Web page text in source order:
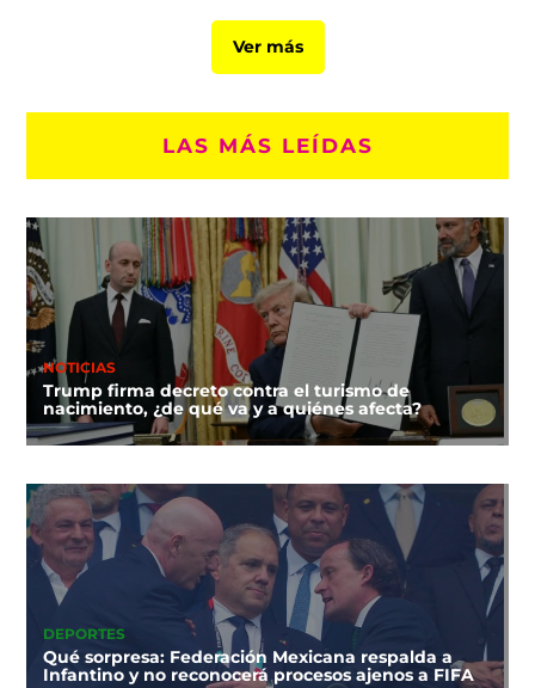
Ver más
LAS MÁS LEÍDAS
NOTICIAS
Trump firma decreto contra el turismo de
nacimiento, ¿de qué va y a quiénes afecta?
DEPORTES
Qué sorpresa: Federación Mexicana respalda a
Infantino y no reconocerá procesos ajenos a FIFA